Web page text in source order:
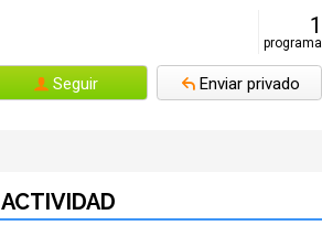
1
programa
Seguir Enviar privado
ACTIVIDAD